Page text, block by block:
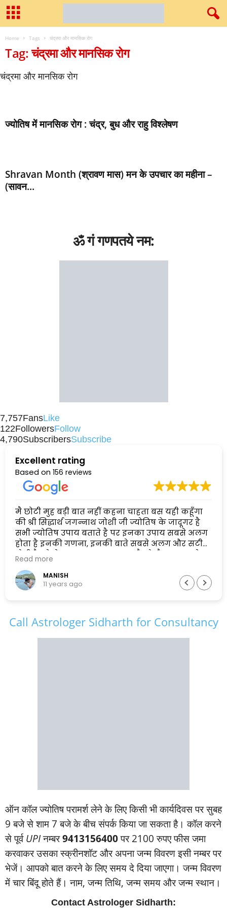
Home Tags चंद्रमा और मानसिक रोग
Tag: चंद्रमा और मानसिक रोग
चंद्रमा और मानसिक रोग
ज्‍योतिष में मानसिक रोग : चंद्र, बुध और राहु विश्‍लेषण
Shravan Month (श्रावण मास) मन के उपचार का महीना –
(सावन...
ॐ गं गणपतये नम:
7,757FansLike
122FollowersFollow
4,790SubscribersSubscribe
Excellent rating
Based on 156 reviews
मै छोटी मुह बड़ी बात नहीं कहना चाहता बस यही कहूँगा
की श्री सिद्धार्थ जगन्नाथ जोशी जी ज्योतिष के जादूगर है
सभी ज्योतिष उपाय बताते है पर इनका उपाय सबसे अलग
होता है इनकी गणना, इनकी बाते सबसे अलग और सटीक
होती है ! ये मेरा खुद का अनुभव रहा है जो मै आप सब से
बता रहा हु !
इसीलिए इस कलयुग मेरे लिए ये मेरे भगवान है !
सादर चरण स्पर्श कर अपनी बाते समाप्त करना चाहूंगा !
Read more
MANISH
11 years ago
Call Astrologer Sidharth for Consultancy
ऑन कॉल ज्‍योतिष परामर्श लेने के लिए किसी भी कार्यदिवस पर सुबह
9 बजे से शाम 7 बजे के बीच संपर्क किया जा सकता है। कॉल करने
से पूर्वUPIनम्‍बर9413156400पर 2100 रुपए फीस जमा
करवाकर उसका स्‍क्रीनशॉट और अपना जन्‍म विवरण इसी नम्‍बर पर
भेजें। आपको बात करने के लिए समय दे दिया जाएगा। जन्‍म विवरण
में चार बिंदू होते हैं। नाम, जन्‍म तिथि, जन्‍म समय और जन्‍म स्‍थान।
Contact Astrologer Sidharth: